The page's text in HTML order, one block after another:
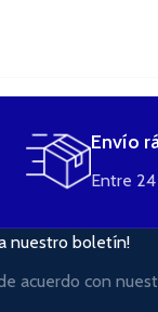
Envío
Entre 24
nuestro boletín!
acuerdo con